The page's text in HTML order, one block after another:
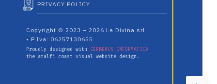
PRIVACY POLICY
Copyright © 2023 – 2026 La Divina srl
• P.Iva: 06257130655
Proudly designed with CERBERUS INFORMATICA
the amalfi coast visual website design.